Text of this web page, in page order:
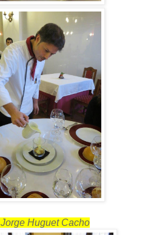
Jorge Huguet Cacho